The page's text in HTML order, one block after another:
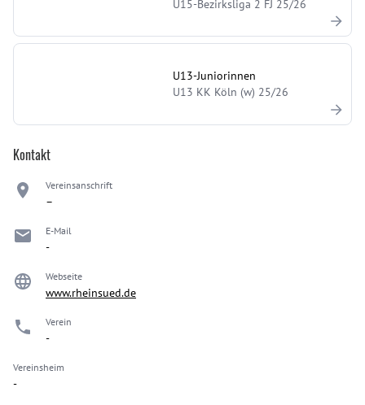
U15-Bezirksliga 2 FJ 25/26
U13-Juniorinnen
U13 KK Köln (w) 25/26
Kontakt
Vereinsanschrift
–
E-Mail
-
Webseite
www.rheinsued.de
Verein
-
Vereinsheim
-